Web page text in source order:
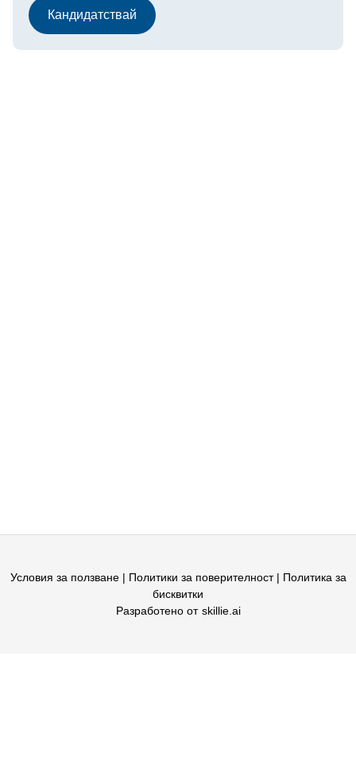
Кандидатствай
Условия за ползване | Политики за поверителност| Политика за
бисквитки
Разработено от skillie.ai